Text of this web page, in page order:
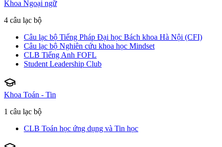
Khoa Ngoại ngữ
4 câu lạc bộ
Câu lạc bộ Tiếng Pháp Đại học Bách khoa Hà Nội (CFI)
Câu lạc bộ Nghiên cứu khoa học Mindset
CLB Tiếng Anh FOFL
Student Leadership Club
Khoa Toán - Tin
1 câu lạc bộ
CLB Toán học ứng dụng và Tin học